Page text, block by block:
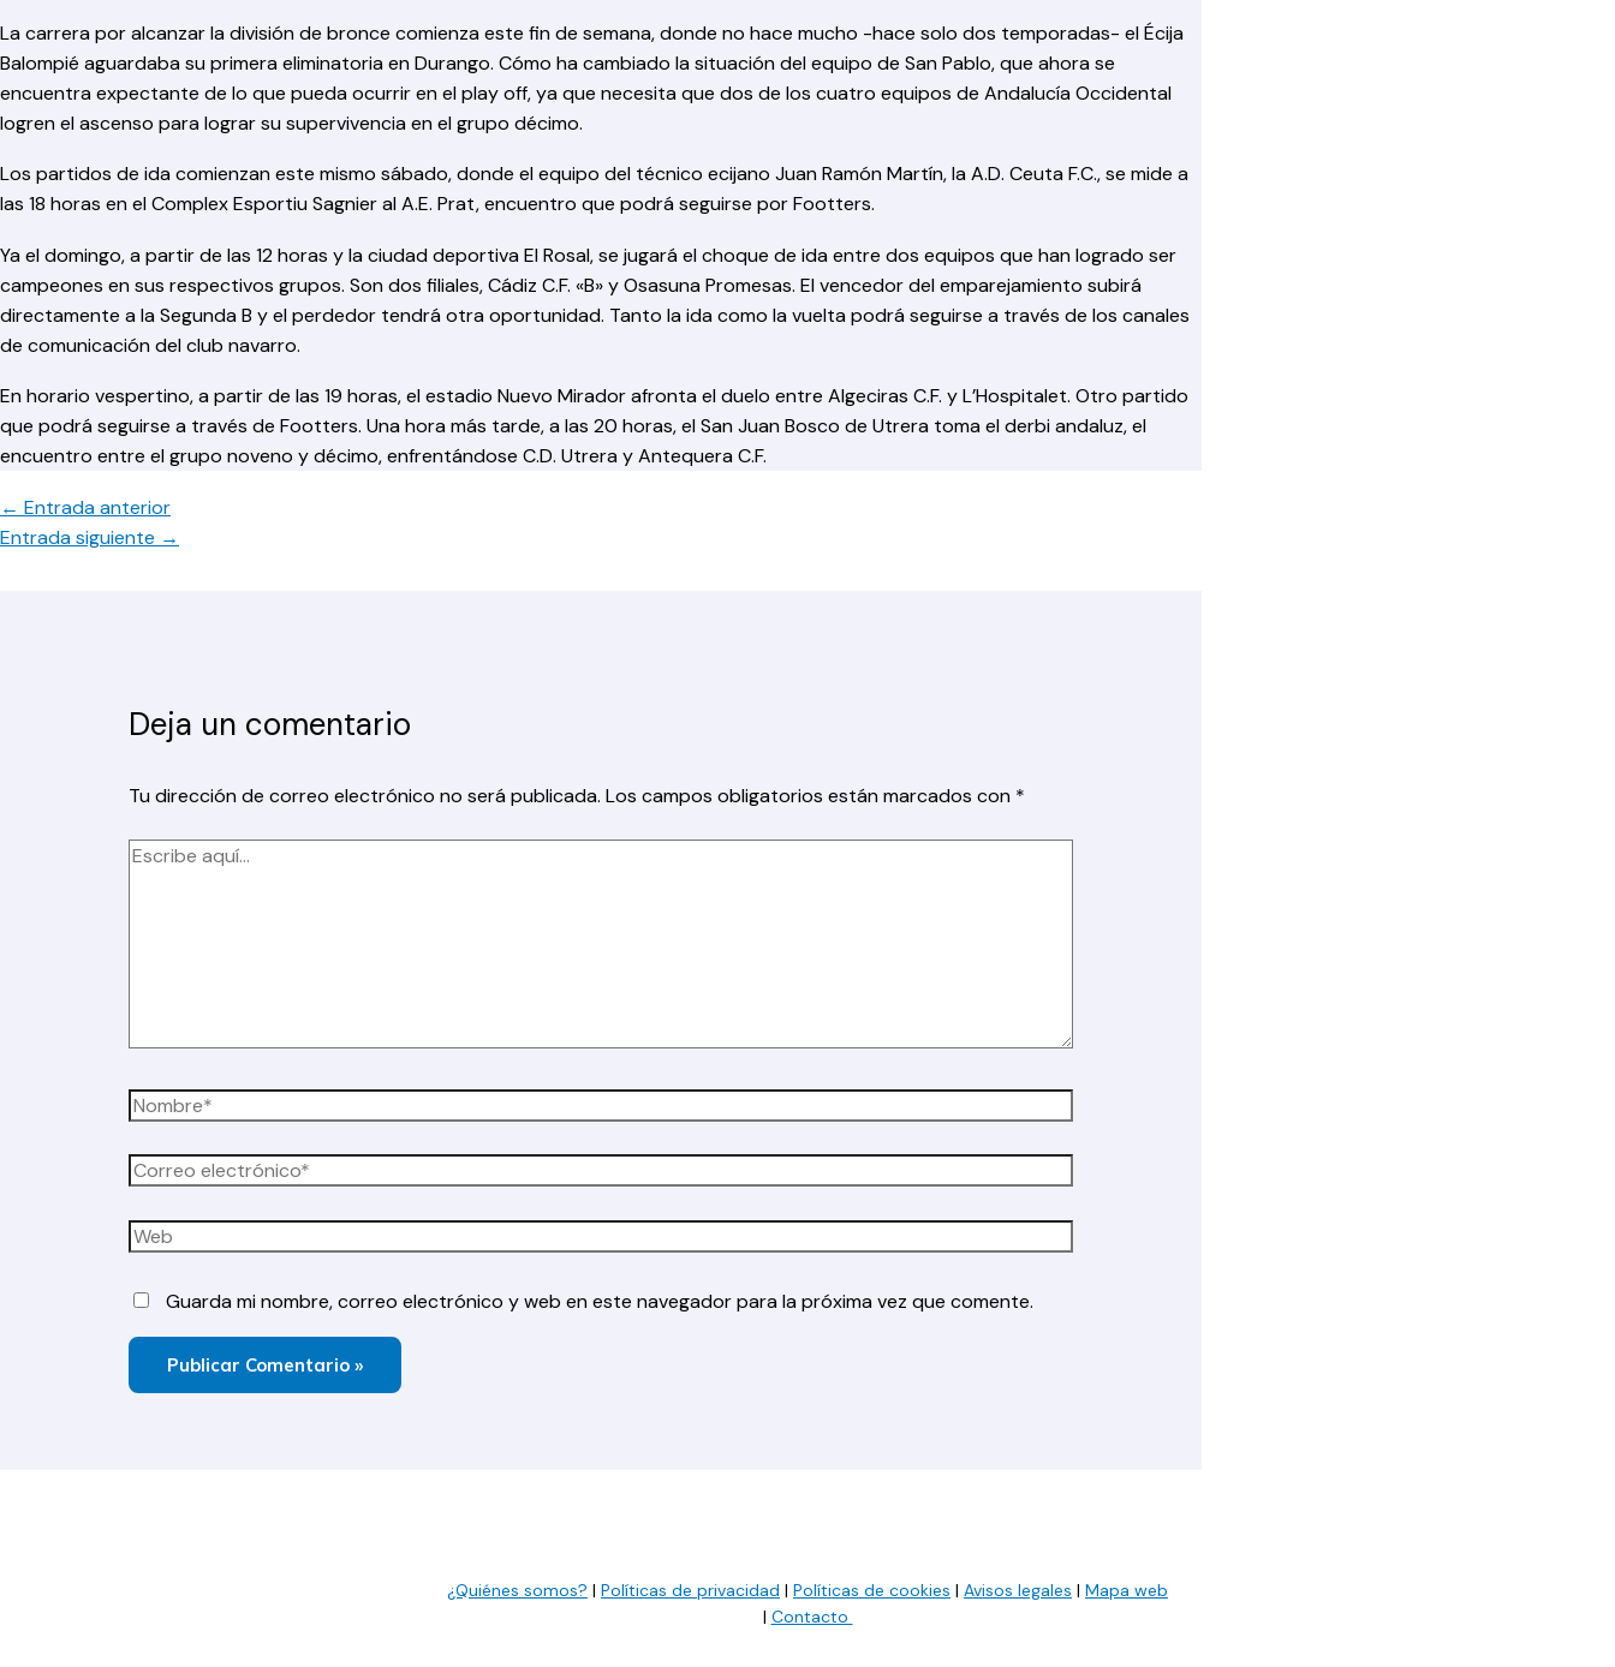
La carrera por alcanzar la división de bronce comienza este fin de semana, donde no hace mucho -hace solo dos temporadas- el Écija
Balompié aguardaba su primera eliminatoria en Durango. Cómo ha cambiado la situación del equipo de San Pablo, que ahora se
encuentra expectante de lo que pueda ocurrir en el play off, ya que necesita que dos de los cuatro equipos de Andalucía Occidental
logren el ascenso para lograr su supervivencia en el grupo décimo.
Los partidos de ida comienzan este mismo sábado, donde el equipo del técnico ecijano Juan Ramón Martín, la A.D. Ceuta F.C., se mide a
las 18 horas en el Complex Esportiu Sagnier al A.E. Prat, encuentro que podrá seguirse por Footters.
Ya el domingo, a partir de las 12 horas y la ciudad deportiva El Rosal, se jugará el choque de ida entre dos equipos que han logrado ser
campeones en sus respectivos grupos. Son dos filiales, Cádiz C.F. «B» y Osasuna Promesas. El vencedor del emparejamiento subirá
directamente a la Segunda B y el perdedor tendrá otra oportunidad. Tanto la ida como la vuelta podrá seguirse a través de los canales
de comunicación del club navarro.
En horario vespertino, a partir de las 19 horas, el estadio Nuevo Mirador afronta el duelo entre Algeciras C.F. y L’Hospitalet. Otro partido
que podrá seguirse a través de Footters. Una hora más tarde, a las 20 horas, el San Juan Bosco de Utrera toma el derbi andaluz, el
encuentro entre el grupo noveno y décimo, enfrentándose C.D. Utrera y Antequera C.F.
← Entrada anterior
Entrada siguiente →
Deja un comentario
Tu dirección de correo electrónico no será publicada. Los campos obligatorios están marcados con *
Escribe
Nombre*
Correo
Web
Guarda mi nombre, correo electrónico y web en este navegador para la próxima vez que comente.
¿Quiénes somos? | Políticas de privacidad | Políticas de cookies | Avisos legales | Mapa web
| Contacto